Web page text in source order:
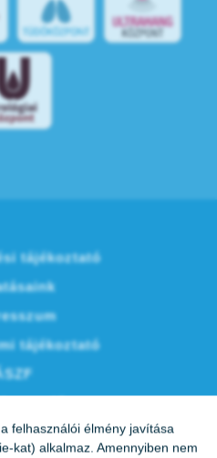
felhasználói élmény javítása
kat) alkalmaz. Amennyiben nem
tájékoztató
tájékoztató